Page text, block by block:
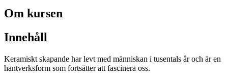
Om kursen
Innehåll
Keramiskt skapande har levt med människan i tusentals år och är en
hantverksform som fortsätter att fascinera oss.